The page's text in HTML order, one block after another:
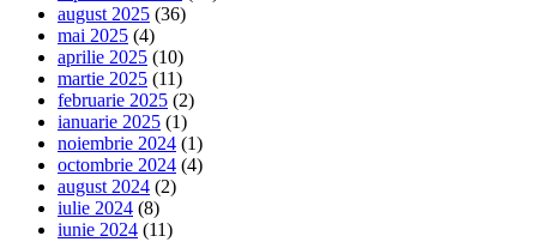
august 2025 (36)
mai 2025 (4)
aprilie 2025 (10)
martie 2025 (11)
februarie 2025 (2)
ianuarie 2025 (1)
noiembrie 2024 (1)
octombrie 2024 (4)
august 2024 (2)
iulie 2024 (8)
iunie 2024 (11)